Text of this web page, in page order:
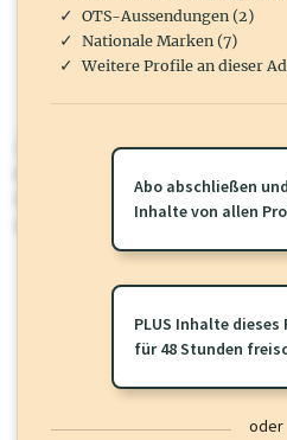
wirtschaft.at PLUS
Sie momentan nicht einsehen
oder loggen Sie sich ein um diese
OTS-Aussendungen (2)
Nationale Marken (7)
Weitere Profile an dieser
Abo abschließen
Inhalte von allen
PLUS Inhalte dieses
für 48 Stunden
oder